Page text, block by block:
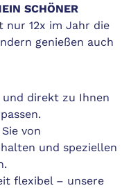
SCHÖNER
nur 12x im Jahr die
genießen auch
direkt zu Ihnen
von
und speziellen
flexibel – unsere